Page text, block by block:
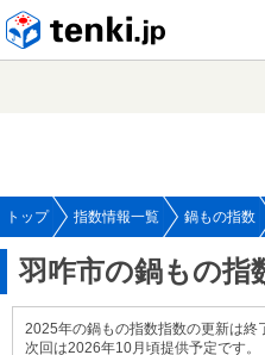
トップ 指数情報一覧 鍋もの指数
羽咋市の鍋もの指
2025年の鍋もの指数指数の更新は終
次回は2026年10月頃提供予定です。